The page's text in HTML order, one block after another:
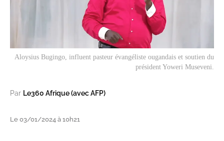
Aloysius Bugingo, influent pasteur évangéliste ougandais et soutien du
président Yoweri Museveni.
Par Le360 Afrique (avec AFP)
Le 03/01/2024 à 10h21